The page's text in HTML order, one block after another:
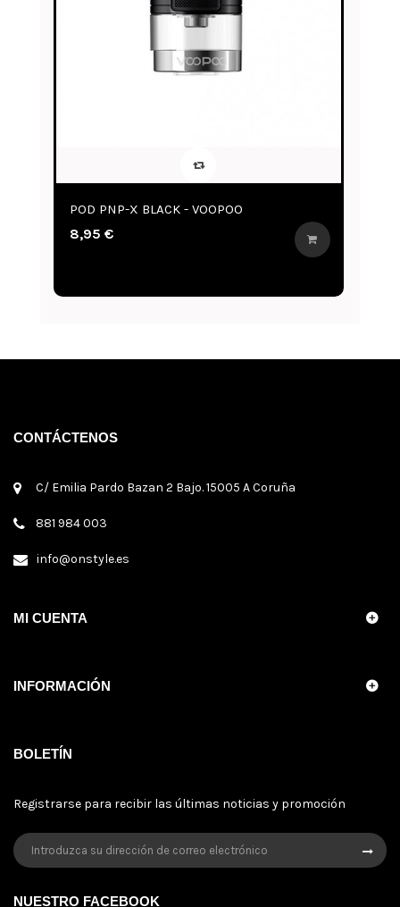
POD PNP-X BLACK - VOOPOO
8,95 €
CONTÁCTENOS
C/ Emilia Pardo Bazan 2 Bajo. 15005 A Coruña
881 984 003
info@onstyle.es
MI CUENTA
INFORMACIÓN
BOLETÍN
Registrarse para recibir las últimas noticias y promoción
NUESTRO FACEBOOK